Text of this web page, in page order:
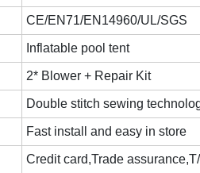
CE/EN71/EN14960/UL/SGS
Inflatable pool tent
2* Blower + Repair Kit
Double stitch sewing
Fast install and easy in store
Credit card,Trade